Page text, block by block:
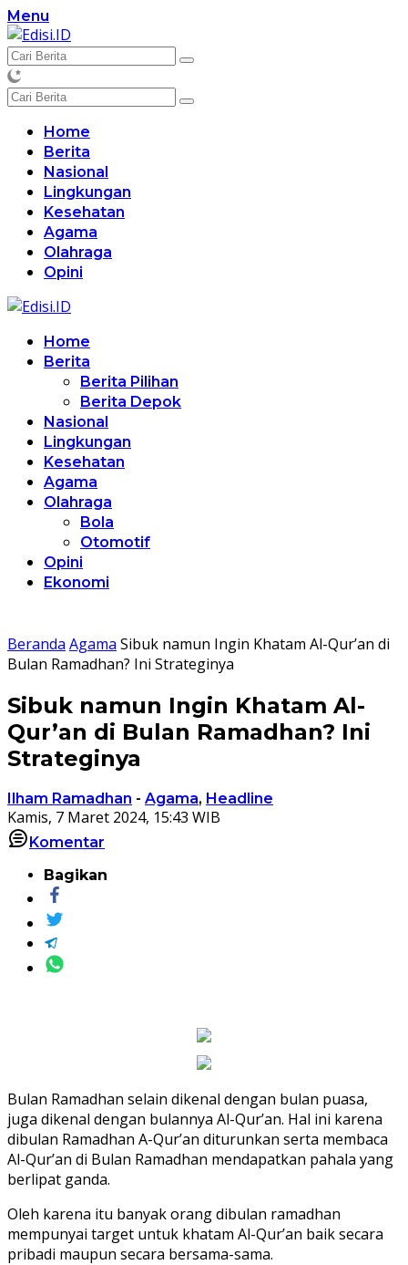
Langsung
ke
konten
Menu
Home
Berita
Nasional
Lingkungan
Kesehatan
Agama
Olahraga
Opini
Home
Berita
Berita Pilihan
Berita Depok
Nasional
Lingkungan
Kesehatan
Agama
Olahraga
Bola
Otomotif
Opini
Ekonomi
Beranda Agama Sibuk namun Ingin Khatam Al-Qur’an di
Bulan Ramadhan? Ini Strateginya
Sibuk namun Ingin Khatam Al-
Qur’an di Bulan Ramadhan? Ini
Strateginya
Ilham Ramadhan - Agama, Headline
Kamis, 7 Maret 2024, 15:43 WIB
Komentar
Bagikan
Bulan Ramadhan selain dikenal dengan bulan puasa,
juga dikenal dengan bulannya Al-Qur’an. Hal ini karena
dibulan Ramadhan A-Qur’an diturunkan serta membaca
Al-Qur’an di Bulan Ramadhan mendapatkan pahala yang
berlipat ganda.
Oleh karena itu banyak orang dibulan ramadhan
mempunyai target untuk khatam Al-Qur’an baik secara
pribadi maupun secara bersama-sama.